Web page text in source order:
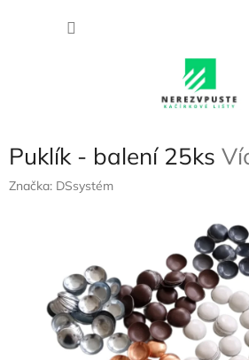
Puklík - balení 25ks
Značka: DSsystém